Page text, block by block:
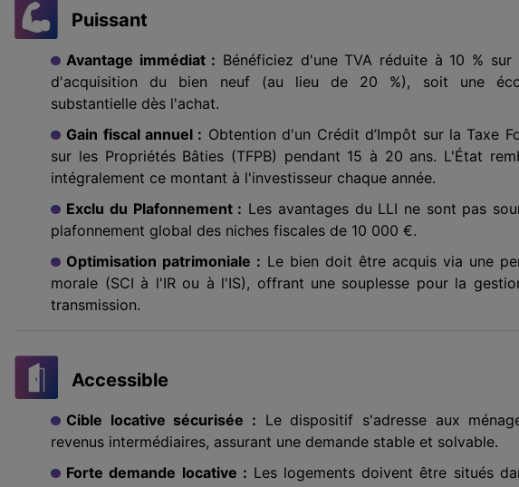
Puissant
Avantage immédiat : Bénéficiez d'une TVA réduite à 10 % sur
d'acquisition du bien neuf (au lieu de 20 %), soit une
substantielle dès l'achat.
Gain fiscal annuel : Obtention d'un Crédit d’Impôt sur la Taxe
sur les Propriétés Bâties (TFPB) pendant 15 à 20 ans. L'État
intégralement ce montant à l'investisseur chaque année.
Exclu du Plafonnement : Les avantages du LLI ne sont pas
plafonnement global des niches fiscales de 10 000 €.
Optimisation patrimoniale : Le bien doit être acquis via une
morale (SCI à l'IR ou à l'IS), offrant une souplesse pour la
transmission.
Accessible
Cible locative sécurisée : Le dispositif s'adresse aux
revenus intermédiaires, assurant une demande stable et solvable.
Forte demande locative : Les logements doivent être situés